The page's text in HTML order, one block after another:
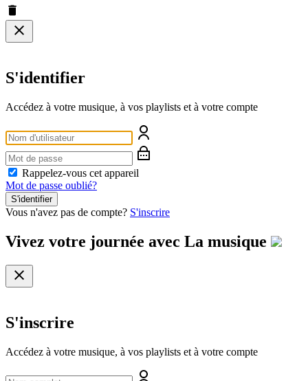
S'identifier
Accédez à votre musique, à vos playlists et à votre compte
Rappelez-vous cet appareil
Mot de passe oublié?
S'identifier
Vous n'avez pas de compte? S'inscrire
Vivez votre journée avec La musique
S'inscrire
Accédez à votre musique, à vos playlists et à votre compte